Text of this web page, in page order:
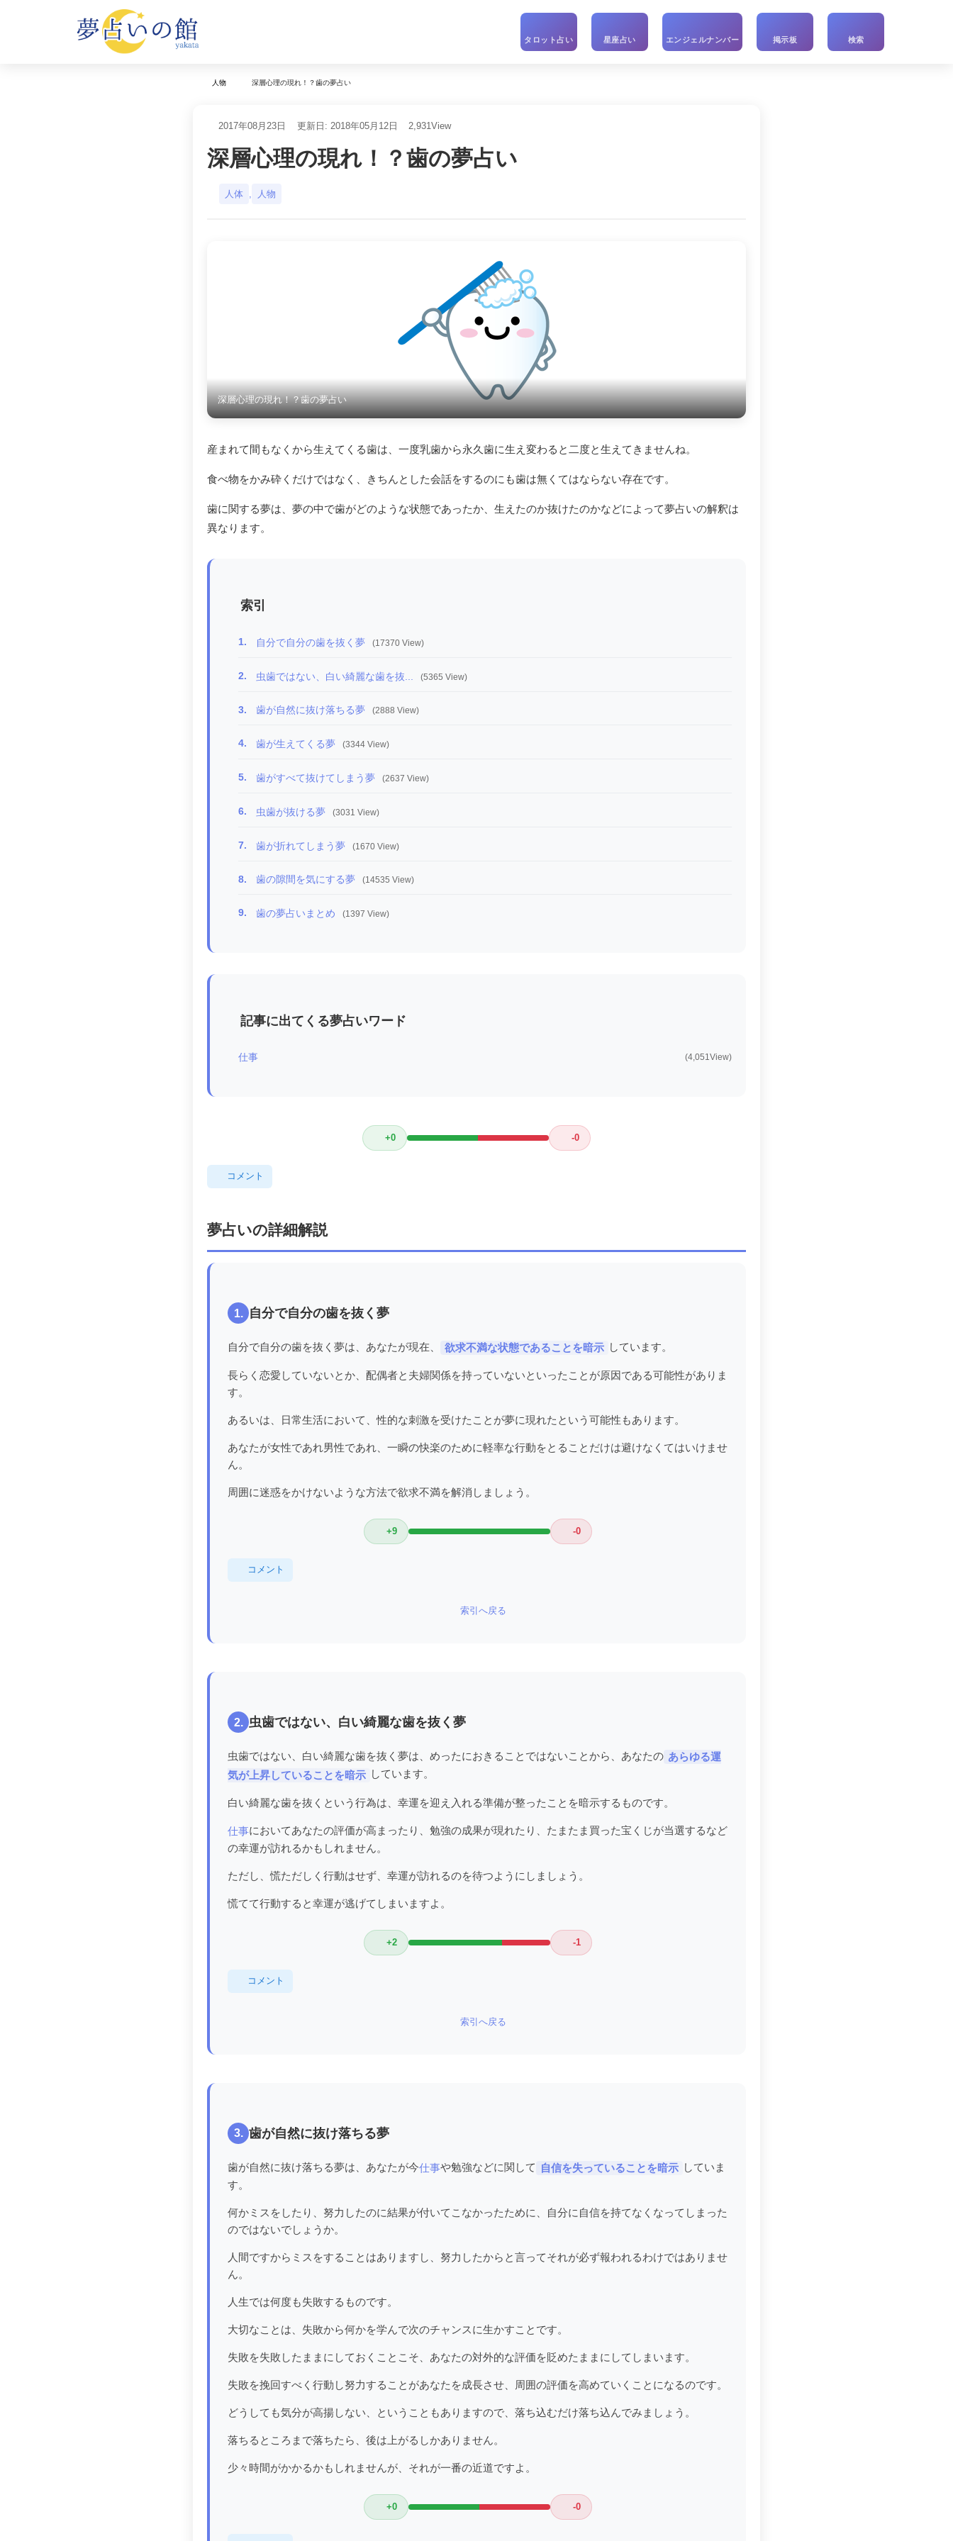
タロット占い 星座占い エンジェルナンバー 掲示板 検索
人物 深層心理の現れ！？歯の夢占い
2017年08月23日 更新日: 2018年05月12日 2,931View
深層心理の現れ！？歯の夢占い
人体 , 人物
深層心理の現れ！？歯の夢占い
産まれて間もなくから生えてくる歯は、一度乳歯から永久歯に生え変わると二度と生えてきませんね。
食べ物をかみ砕くだけではなく、きちんとした会話をするのにも歯は無くてはならない存在です。
歯に関する夢は、夢の中で歯がどのような状態であったか、生えたのか抜けたのかなどによって夢占いの解釈は
異なります。
索引
1. 自分で自分の歯を抜く夢 (17370 View)
2. 虫歯ではない、白い綺麗な歯を抜... (5365 View)
3. 歯が自然に抜け落ちる夢 (2888 View)
4. 歯が生えてくる夢 (3344 View)
5. 歯がすべて抜けてしまう夢 (2637 View)
6. 虫歯が抜ける夢 (3031 View)
7. 歯が折れてしまう夢 (1670 View)
8. 歯の隙間を気にする夢 (14535 View)
9. 歯の夢占いまとめ (1397 View)
記事に出てくる夢占いワード
仕事 (4,051View)
+0 -0
コメント
夢占いの詳細解説
1. 自分で自分の歯を抜く夢
自分で自分の歯を抜く夢は、あなたが現在、 欲求不満な状態であることを暗示 しています。
長らく恋愛していないとか、配偶者と夫婦関係を持っていないといったことが原因である可能性がありま
す。
あるいは、日常生活において、性的な刺激を受けたことが夢に現れたという可能性もあります。
あなたが女性であれ男性であれ、一瞬の快楽のために軽率な行動をとることだけは避けなくてはいけませ
ん。
周囲に迷惑をかけないような方法で欲求不満を解消しましょう。
+9 -0
コメント
索引へ戻る
2. 虫歯ではない、白い綺麗な歯を抜く夢
虫歯ではない、白い綺麗な歯を抜く夢は、めったにおきることではないことから、あなたの あらゆる運
気が上昇していることを暗示 しています。
白い綺麗な歯を抜くという行為は、幸運を迎え入れる準備が整ったことを暗示するものです。
仕事においてあなたの評価が高まったり、勉強の成果が現れたり、たまたま買った宝くじが当選するなど
の幸運が訪れるかもしれません。
ただし、慌ただしく行動はせず、幸運が訪れるのを待つようにしましょう。
慌てて行動すると幸運が逃げてしまいますよ。
+2 -1
コメント
索引へ戻る
3. 歯が自然に抜け落ちる夢
歯が自然に抜け落ちる夢は、あなたが今仕事や勉強などに関して 自信を失っていることを暗示 していま
す。
何かミスをしたり、努力したのに結果が付いてこなかったために、自分に自信を持てなくなってしまった
のではないでしょうか。
人間ですからミスをすることはありますし、努力したからと言ってそれが必ず報われるわけではありませ
ん。
人生では何度も失敗するものです。
大切なことは、失敗から何かを学んで次のチャンスに生かすことです。
失敗を失敗したままにしておくことこそ、あなたの対外的な評価を貶めたままにしてしまいます。
失敗を挽回すべく行動し努力することがあなたを成長させ、周囲の評価を高めていくことになるのです。
どうしても気分が高揚しない、ということもありますので、落ち込むだけ落ち込んでみましょう。
落ちるところまで落ちたら、後は上がるしかありません。
少々時間がかかるかもしれませんが、それが一番の近道ですよ。
+0 -0